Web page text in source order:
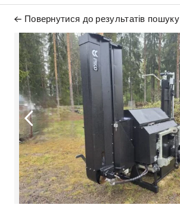
Повернутися до результатів пошуку